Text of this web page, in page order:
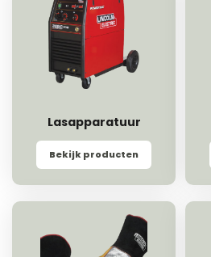
Lasapparatuur
Bekijk producten